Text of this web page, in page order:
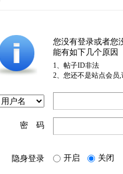
您没有登录或者您
能有如下几个原因
1、帖子ID非法
2、您还不是站点会员
密 码
隐身登录 开启 关闭